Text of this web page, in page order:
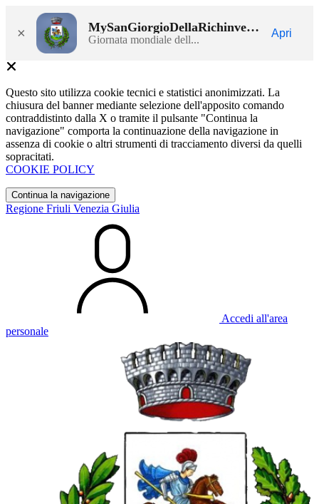
× MySanGiorgioDellaRichinvelda
Giornata mondiale dell...
Apri
Questo sito utilizza cookie tecnici e statistici anonimizzati. La
chiusura del banner mediante selezione dell'apposito comando
contraddistinto dalla X o tramite il pulsante "Continua la
navigazione" comporta la continuazione della navigazione in
assenza di cookie o altri strumenti di tracciamento diversi da quelli
sopracitati.
COOKIE POLICY
Continua la navigazione
Regione Friuli Venezia Giulia
Accedi all'area
personale